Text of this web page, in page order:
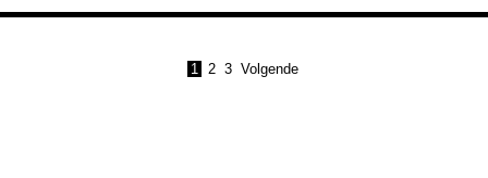
1 2 3 Volgende